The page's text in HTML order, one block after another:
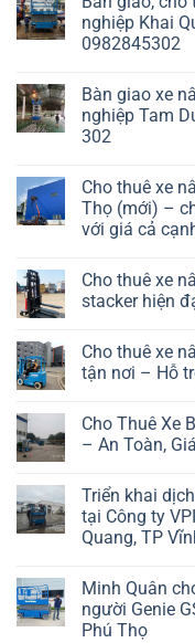
nghiệp Khai
0982845302
Bàn giao xe
nghiệp Tam
302
Cho thuê xe
Thọ (mới) –
với giá cả
Cho thuê xe
stacker hiện
Cho thuê xe
tận nơi – Hỗ
Cho Thuê Xe
– An Toàn,
Triển khai
tại Công ty
Quang, TP
Minh Quân
người Genie
Phú Thọ